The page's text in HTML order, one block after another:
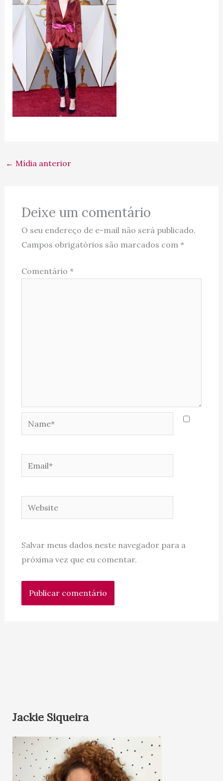
← Mídia anterior
Deixe um comentário
O seu endereço de e-mail não será publicado.
Campos obrigatórios são marcados com *
Comentário *
Name*
Email*
Website
Salvar meus dados neste navegador para a
próxima vez que eu comentar.
Jackie Siqueira